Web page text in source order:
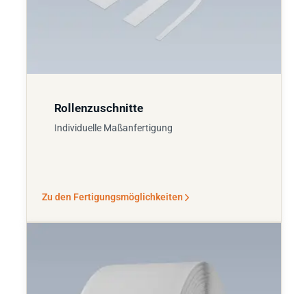
Rollenzuschnitte
Individuelle Maßanfertigung
Zu den Fertigungsmöglichkeiten